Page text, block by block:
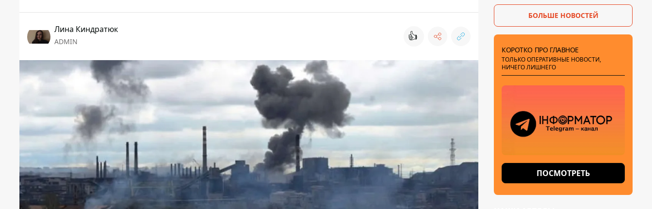
Лина Киндратюк
ADMIN 👍
дипломатической изоляции
БОЛЬШЕ НОВОСТЕЙ
КОРОТКО ПРО ГЛАВНОЕ
ТОЛЬКО ОПЕРАТИВНЫЕ НОВОСТИ,
НИЧЕГО ЛИШНЕГО
ПОСМОТРЕТЬ